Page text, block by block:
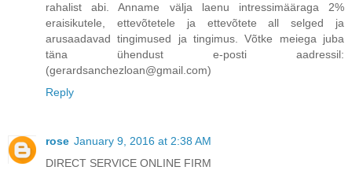
rahalist abi. Anname välja laenu intressimääraga 2%
eraisikutele, ettevõtetele ja ettevõtete all selged ja
arusaadavad tingimused ja tingimus. Võtke meiega juba
täna ühendust e-posti aadressil:
(gerardsanchezloan@gmail.com)
Reply
rose January 9, 2016 at 2:38 AM
DIRECT SERVICE ONLINE FIRM